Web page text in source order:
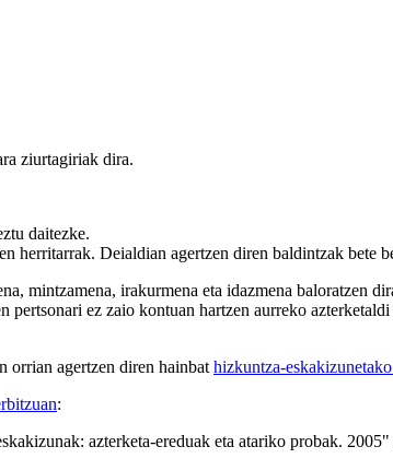
ziurtagiriak dira.
daitezke.
herritarrak. Deialdian agertzen diren baldintzak bete
mintzamena, irakurmena eta idazmena baloratzen
ez zaio kontuan hartzen aurreko
orrian agertzen diren hainbat hizkuntza-
:
azterketa-ereduak eta atariko probak.